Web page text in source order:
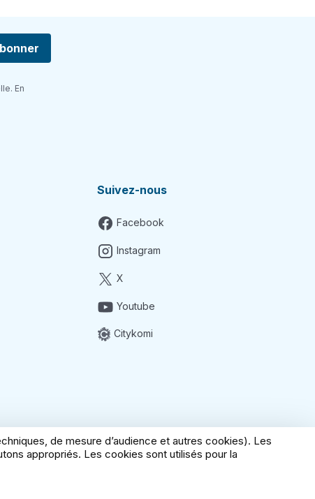
En
Suivez-nous
Facebook
Instagram
X
Youtube
Citykomi
de mesure d’audience et autres cookies). Les
appropriés. Les cookies sont utilisés pour la